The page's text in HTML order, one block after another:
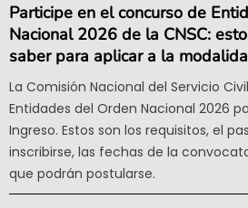
Participe en el concurso de
Nacional 2026 de la CNSC:
saber para aplicar a la
La Comisión Nacional del Servicio
Entidades del Orden Nacional 2026
Ingreso. Estos son los requisitos, el
inscribirse, las fechas de la
que podrán postularse.